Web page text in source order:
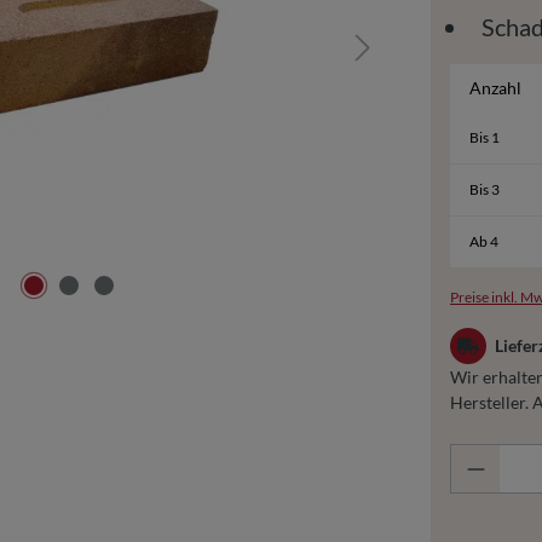
Anzahl
Bis 1
Bis 3
Ab4
Preise inkl.
Wir
Hersteller.